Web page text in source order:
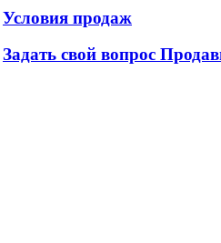
Условия продаж
Задать свой вопрос